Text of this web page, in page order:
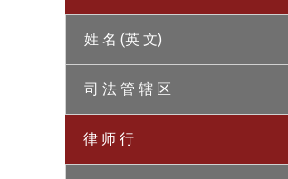
姓 名 (英 文)
司 法 管 辖 区
律 师 行